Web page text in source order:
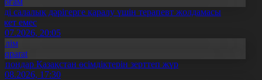
салалық дәрігерге қаралу үшін терапевт жолдамасы
емес
20:05
Қазақстан өсімдіктерін зерттеп жүр
17:30